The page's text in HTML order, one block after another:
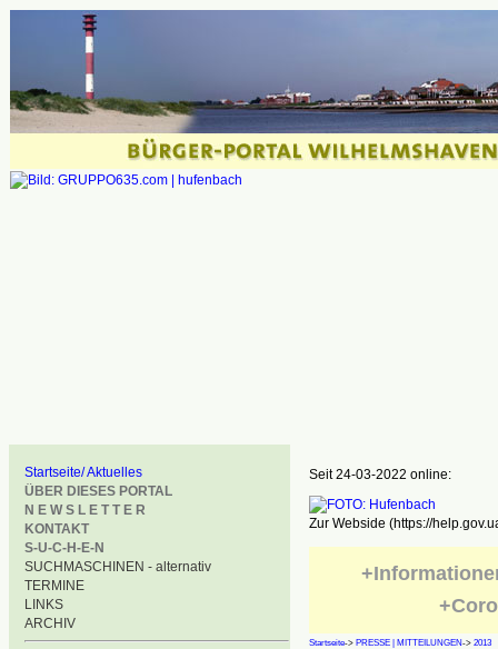
Startseite/ Aktuelles
ÜBER DIESES PORTAL
N E W S L E T T E R
KONTAKT
S-U-C-H-E-N
SUCHMASCHINEN - alternativ
TERMINE
LINKS
ARCHIV
Seit 24-03-2022 online:
Zur Webside (https://
Startseite-> PRESSE | MITTEILUNGEN-> 2013